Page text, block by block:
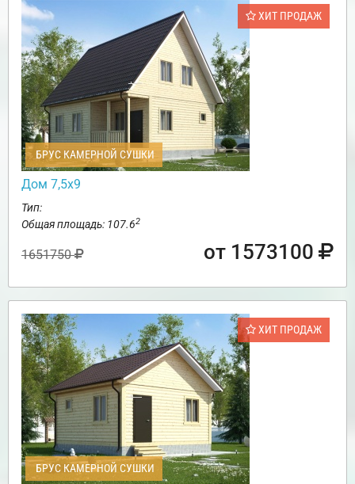
ХИТ ПРОДАЖ
БРУС КАМЕРНОЙ СУШКИ
Дом 7,5х9
Тип:
Общая площадь: 107.62
1651750 от 1573100
ХИТ ПРОДАЖ
БРУС КАМЕРНОЙ СУШКИ